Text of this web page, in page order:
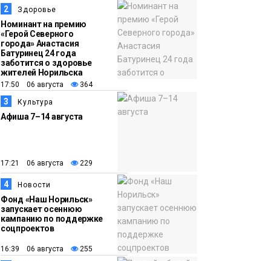
Новости
транспортный филиал
в Дудинке
заасфальтировал 47
тысяч «квадратов»
грузовых площадок
13:10
В Норильске лыжную
базу «Оль-Гуль»
12:25
Медиакомпании
Барнаул обошёл
Красноярск в
списке городов,
откуда приехали
норильчане
2 Здоровье
Номинант на премию
«Герой Северного
города» Анастасия
Батуринец 24 года
заботится о здоровье
жителей Норильска
17:50 06 августа 364
3 Культура
Афиша 7–14 августа
17:21 06 августа 229
4 Новости
Фонд «Наш Норильск»
запускает осеннюю
кампанию по поддержке
соцпроектов
16:39 06 августа 255